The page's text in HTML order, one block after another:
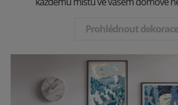
Prohlédnout dekorace